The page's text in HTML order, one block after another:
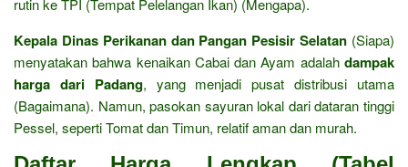
rutin ke TPI (Tempat Pelelangan Ikan) (Mengapa).
Kepala Dinas Perikanan dan Pangan Pesisir Selatan (Siapa)
menyatakan bahwa kenaikan Cabai dan Ayam adalah dampak
harga dari Padang, yang menjadi pusat distribusi utama
(Bagaimana). Namun, pasokan sayuran lokal dari dataran tinggi
Pessel, seperti Tomat dan Timun, relatif aman dan murah.